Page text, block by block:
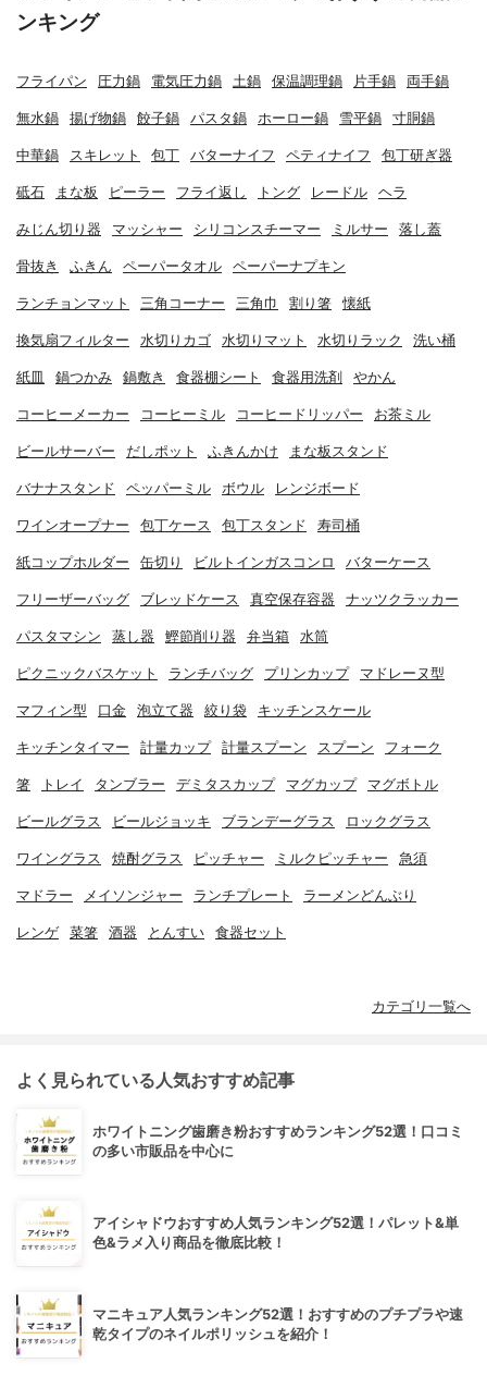
ンキング
フライパン 圧力鍋 電気圧力鍋 土鍋 保温調理鍋 片手鍋 両手鍋
無水鍋 揚げ物鍋 餃子鍋 パスタ鍋 ホーロー鍋 雪平鍋 寸胴鍋
中華鍋 スキレット 包丁 バターナイフ ペティナイフ 包丁研ぎ器
砥石 まな板 ピーラー フライ返し トング レードル ヘラ
みじん切り器 マッシャー シリコンスチーマー ミルサー 落し蓋
骨抜き ふきん ペーパータオル ペーパーナプキン
ランチョンマット 三角コーナー 三角巾 割り箸 懐紙
換気扇フィルター 水切りカゴ 水切りマット 水切りラック 洗い桶
紙皿 鍋つかみ 鍋敷き 食器棚シート 食器用洗剤 やかん
コーヒーメーカー コーヒーミル コーヒードリッパー お茶ミル
ビールサーバー だしポット ふきんかけ まな板スタンド
バナナスタンド ペッパーミル ボウル レンジボード
ワインオープナー 包丁ケース 包丁スタンド 寿司桶
紙コップホルダー 缶切り ビルトインガスコンロ バターケース
フリーザーバッグ ブレッドケース 真空保存容器 ナッツクラッカー
パスタマシン 蒸し器 鰹節削り器 弁当箱 水筒
ピクニックバスケット ランチバッグ プリンカップ マドレーヌ型
マフィン型 口金 泡立て器 絞り袋 キッチンスケール
キッチンタイマー 計量カップ 計量スプーン スプーン フォーク
箸 トレイ タンブラー デミタスカップ マグカップ マグボトル
ビールグラス ビールジョッキ ブランデーグラス ロックグラス
ワイングラス 焼酎グラス ピッチャー ミルクピッチャー 急須
マドラー メイソンジャー ランチプレート ラーメンどんぶり
レンゲ 菜箸 酒器 とんすい 食器セット
カテゴリ一覧へ
よく見られている人気おすすめ記事
ホワイトニング歯磨き粉おすすめランキング52選！口コミ
の多い市販品を中心に
アイシャドウおすすめ人気ランキング52選！パレット&単
色&ラメ入り商品を徹底比較！
マニキュア人気ランキング52選！おすすめのプチプラや速
乾タイプのネイルポリッシュを紹介！